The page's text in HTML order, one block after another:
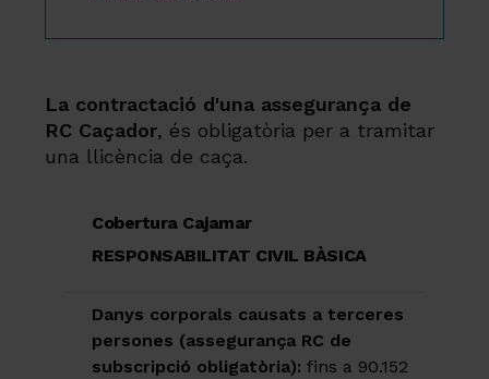
La contractació d'una assegurança de
RC Caçador, és obligatòria per a tramitar
una llicència de caça.
Cobertura Cajamar
RESPONSABILITAT CIVIL BÀSICA
Danys corporals causats a terceres
persones (assegurança RC de
subscripció obligatòria): fins a 90.152